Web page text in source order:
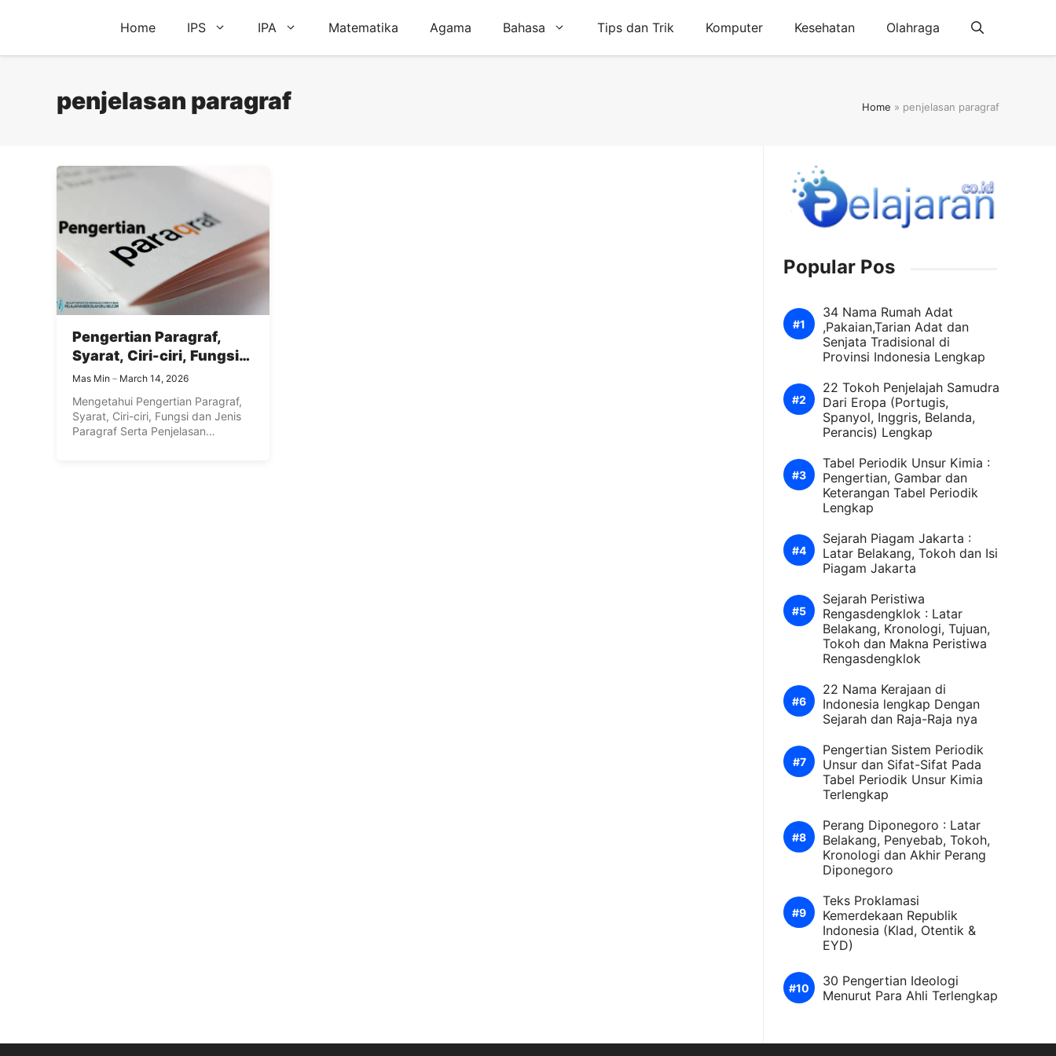
Home IPS IPA Matematika Agama Bahasa Tips dan Trik Komputer Kesehatan Olahraga
penjelasan paragraf Home » penjelasan paragraf
Pengertian Paragraf,
Syarat, Ciri-ciri, Fungsi
dan Jenis Paragraf Serta
Penjelasan Terlengkap
Mas Min March 14, 2026
Mengetahui Pengertian Paragraf,
Syarat, Ciri-ciri, Fungsi dan Jenis
Paragraf Serta Penjelasan
Popular Pos
34 Nama Rumah Adat
,Pakaian,Tarian Adat dan
Senjata Tradisional di
Provinsi Indonesia Lengkap
22 Tokoh Penjelajah Samudra
Dari Eropa (Portugis,
Spanyol, Inggris, Belanda,
Perancis) Lengkap
Tabel Periodik Unsur Kimia :
Pengertian, Gambar dan
Keterangan Tabel Periodik
Lengkap
Sejarah Piagam Jakarta :
Latar Belakang, Tokoh dan Isi
Piagam Jakarta
Sejarah Peristiwa
Rengasdengklok : Latar
Belakang, Kronologi, Tujuan,
Tokoh dan Makna Peristiwa
Rengasdengklok
22 Nama Kerajaan di
Indonesia lengkap Dengan
Sejarah dan Raja-Raja nya
Pengertian Sistem Periodik
Unsur dan Sifat-Sifat Pada
Tabel Periodik Unsur Kimia
Terlengkap
Perang Diponegoro : Latar
Belakang, Penyebab, Tokoh,
Kronologi dan Akhir Perang
Diponegoro
Teks Proklamasi
Kemerdekaan Republik
Indonesia (Klad, Otentik &
EYD)
30 Pengertian Ideologi
Menurut Para Ahli Terlengkap